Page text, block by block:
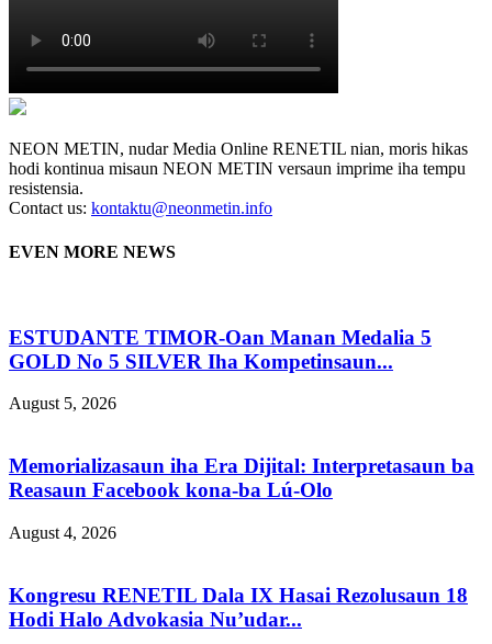
NEON METIN, nudar Media Online RENETIL nian, moris hikas
hodi kontinua misaun NEON METIN versaun imprime iha tempu
resistensia.
Contact us: kontaktu@neonmetin.info
EVEN MORE NEWS
ESTUDANTE TIMOR-Oan Manan Medalia 5
GOLD No 5 SILVER Iha Kompetinsaun...
August 5, 2026
Memorializasaun iha Era Dijital: Interpretasaun ba
Reasaun Facebook kona-ba Lú-Olo
August 4, 2026
Kongresu RENETIL Dala IX Hasai Rezolusaun 18
Hodi Halo Advokasia Nu’udar...